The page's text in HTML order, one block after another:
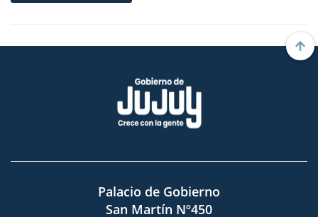
Palacio de Gobierno
San Martín Nº450